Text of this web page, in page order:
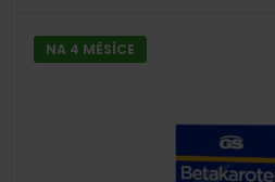
NA 4 MĚSÍCE